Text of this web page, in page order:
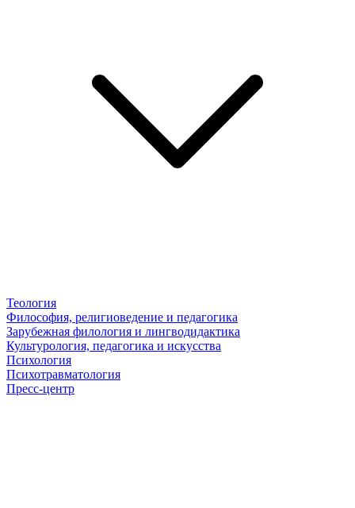
Теология
Философия, религиоведение и педагогика
Зарубежная филология и лингводидактика
Культурология, педагогика и искусства
Психология
Психотравматология
Пресс-центр